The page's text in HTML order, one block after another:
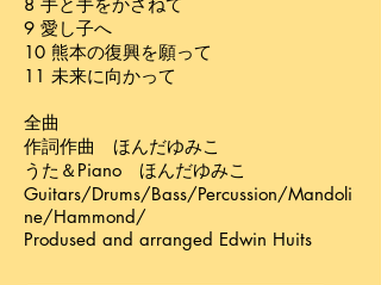
9 愛し子へ
10 熊本の復興を願って
11 未来に向かって
全曲
作詞作曲 ほんだゆみこ
うた＆Piano ほんだゆみこ
Guitars/Drums/Bass/Percussion/Mandoli
ne/Hammond/​
Prodused and arranged Edwin Huits